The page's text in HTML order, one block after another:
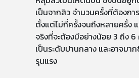
เป็นจากสิว จำนวนครั้งที่ต้องก
ตั้งแต่ไม่กี่ครั้งจนถึงหลายครั้ง
จริงที่จะต้องมีอย่างน้อย 3 ถึง
เป็นระดับปานกลาง และอาจมา
รุนแรง